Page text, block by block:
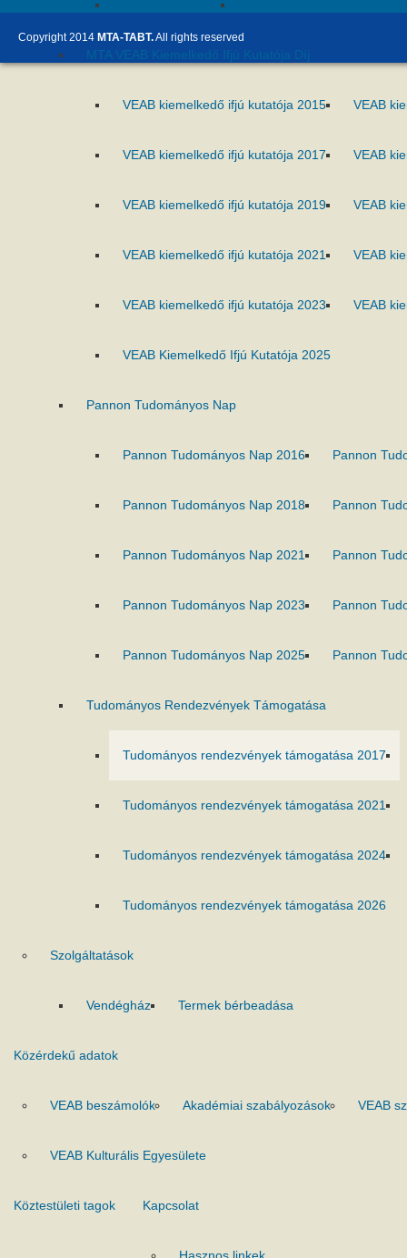
MTA VEAB Kiemelkedő Ifjú Kutatója Díj
VEAB kiemelkedő ifjú kutatója 2015 VEAB
VEAB kiemelkedő ifjú kutatója 2017 VEAB
VEAB kiemelkedő ifjú kutatója 2019 VEAB
VEAB kiemelkedő ifjú kutatója 2021 VEAB
VEAB kiemelkedő ifjú kutatója 2023 VEAB
VEAB Kiemelkedő Ifjú Kutatója 2025
Pannon Tudományos Nap
Pannon Tudományos Nap 2016 Pannon
Pannon Tudományos Nap 2018 Pannon
Pannon Tudományos Nap 2021 Pannon
Pannon Tudományos Nap 2023 Pannon
Pannon Tudományos Nap 2025 Pannon
Tudományos Rendezvények Támogatása
Tudományos rendezvények támogatása 2017
Tudományos rendezvények támogatása 2021
Tudományos rendezvények támogatása 2024
Tudományos rendezvények támogatása 2026
Szolgáltatások
Vendégház Termek bérbeadása
Közérdekű adatok
VEAB beszámolók Akadémiai szabályozások VEAB
VEAB Kulturális Egyesülete
Köztestületi tagok Kapcsolat
Copyright 2014 MTA-TABT.All rights reserved